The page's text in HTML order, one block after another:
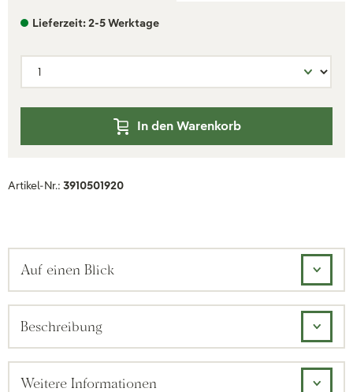
Lieferzeit: 2-5 Werktage
In den Warenkorb
Artikel-Nr.: 3910501920
Auf einen Blick
Beschreibung
Weitere Informationen